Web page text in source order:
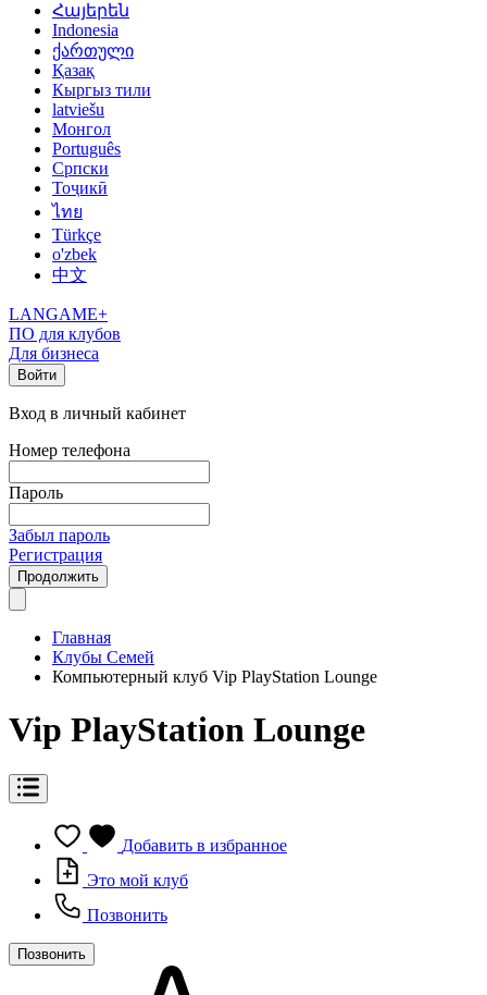
Հայերեն
Indonesia
ქართული
Қазақ
Кыргыз тили
latviešu
Монгол
Português
Српски
Тоҷикӣ
ไทย
Türkçe
o'zbek
中文
LANGAME+
ПО для клубов
Для бизнеса
Войти
Вход в личный кабинет
Номер телефона
Пароль
Забыл пароль
Регистрация
Продолжить
Главная
Клубы Семей
Компьютерный клуб Vip PlayStation Lounge
Vip PlayStation Lounge
Добавить в избранное
Это мой клуб
Позвонить
Позвонить